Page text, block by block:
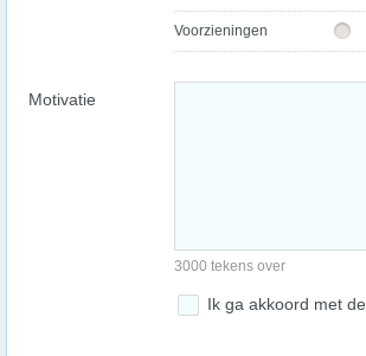
Voorzieningen
Motivatie
3000 tekens over
Ik ga akkoord met de